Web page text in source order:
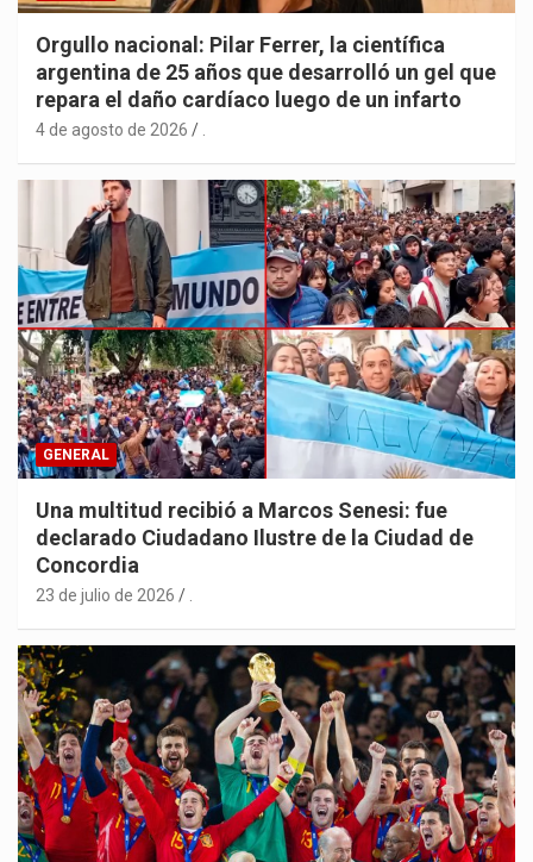
Orgullo nacional: Pilar Ferrer, la científica
argentina de 25 años que desarrolló un gel que
repara el daño cardíaco luego de un infarto
4 de agosto de 2026 .
GENERAL
Una multitud recibió a Marcos Senesi: fue
declarado Ciudadano Ilustre de la Ciudad de
Concordia
23 de julio de 2026 .